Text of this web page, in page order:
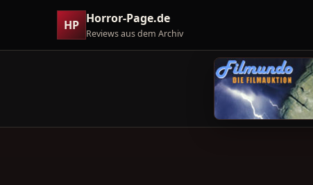
HP Horror-Page.de
Reviews aus dem Archiv